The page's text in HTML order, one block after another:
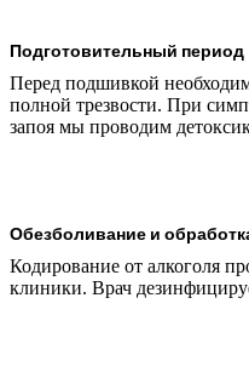
Подготовительный период
Перед подшивкой
полной трезвости. При
запоя мы проводим
Обезболивание и
Кодирование от алкоголя
клиники. Врач